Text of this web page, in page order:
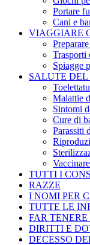
Portare
Cani e
VIAGGIARE
Trasporti
Spiagge
SALUTE DEL
Malattie
Sintomi
Cure di
Parassiti
TUTTI I
RAZZE
I NOMI PER
TUTTE LE
FAR
DIRITTI E
DECESSO